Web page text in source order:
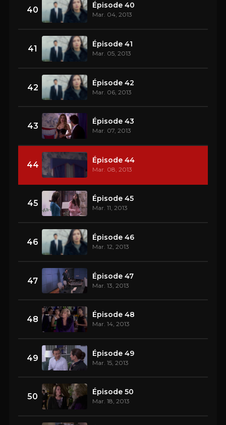
40 Épisode 40
Mar. 04, 2013
41 Épisode 41
Mar. 05, 2013
42 Épisode 42
Mar. 06, 2013
43 Épisode 43
Mar. 07, 2013
44 Épisode 44
Mar. 08, 2013
45 Épisode 45
Mar. 11, 2013
46 Épisode 46
Mar. 12, 2013
47 Épisode 47
Mar. 13, 2013
48 Épisode 48
Mar. 14, 2013
49 Épisode 49
Mar. 15, 2013
50 Épisode 50
Mar. 18, 2013